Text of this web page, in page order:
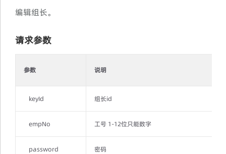
编辑组长。
请求参数
参数 说明
keyId 组长id
empNo 工号 1-12位只能数字
password 密码